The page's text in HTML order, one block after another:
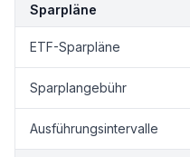
Sparpläne
ETF-Sparpläne
Sparplangebühr
Ausführungsintervalle